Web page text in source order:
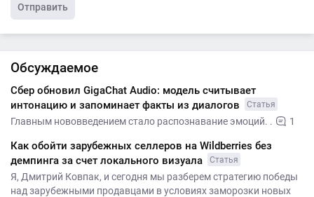
Отправить
Обсуждаемое
Сбер обновил GigaChat Audio: модель считывает
интонацию и запоминает факты из диалогов
Статья
Главным нововведением стало распознавание эмоций. . 1
Как обойти зарубежных селлеров на Wildberries без
демпинга за счет локального визуала
Статья
Я, Дмитрий Ковпак, и сегодня мы разберем стратегию победы
над зарубежными продавцами в условиях заморозки новых